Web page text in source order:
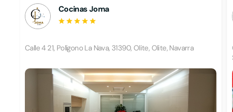
Cocinas Joma
Calle 4 21, Polígono La Nava, 31390, Olite, Olite, Navarra